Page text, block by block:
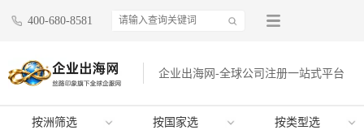
400-680-8581
企业出海网-全球公司注册一站式平台
按洲筛选 按国家选 按类型选